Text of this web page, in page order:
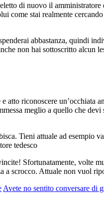
di nuovo il amministratore
come stai realmente
abbastanza, quindi
non hai sottoscritto alcun
riconoscere un’occhiata
meglio a quello che
Tieni attuale ad esempio
tedesco
Sfortunatamente, volte
scrocco. Attuale non vuol
Avete no sentito conversare di